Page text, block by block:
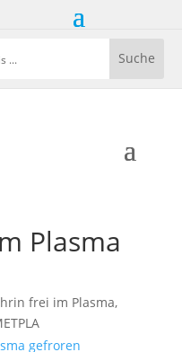
Plasma
frei im Plasma,
gefroren